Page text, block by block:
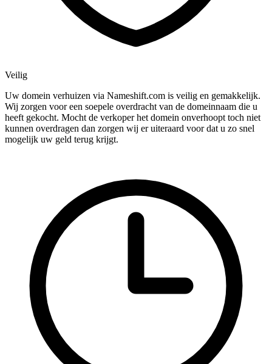
Veilig
Uw domein verhuizen via Nameshift.com is veilig en gemakkelijk.
Wij zorgen voor een soepele overdracht van de domeinnaam die u
heeft gekocht. Mocht de verkoper het domein onverhoopt toch niet
kunnen overdragen dan zorgen wij er uiteraard voor dat u zo snel
mogelijk uw geld terug krijgt.